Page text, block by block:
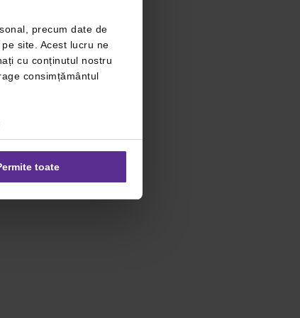
precum date de
site. Acest lucru ne
cu conținutul nostru
consimțământul
toate